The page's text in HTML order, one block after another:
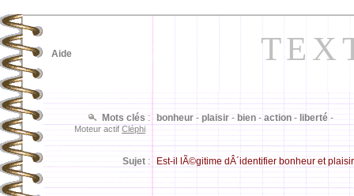
bonheur - plaisir - bien - action - liberté -
Mots clés :
Moteur actif Cléphi
Sujet : Est-il lÃ©gitime dÂ´identifier bonheur et
Aide